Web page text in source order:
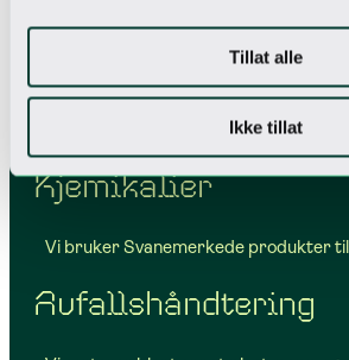
Tillat alle
Ikke tillat
Vi har fokus på bærekraftige tekstiler
våre spalippers etter bruk i stedet for
Kjemikalier
Vi bruker Svanemerkede produkter
Avfallshåndtering